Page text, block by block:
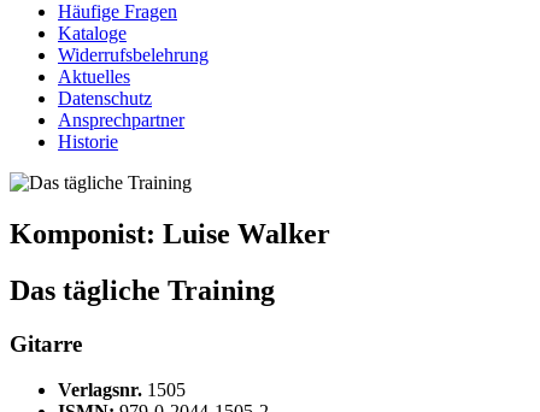
Häufige Fragen
Kataloge
Widerrufsbelehrung
Aktuelles
Datenschutz
Ansprechpartner
Historie
Komponist: Luise Walker
Das tägliche Training
Gitarre
Verlagsnr. 1505